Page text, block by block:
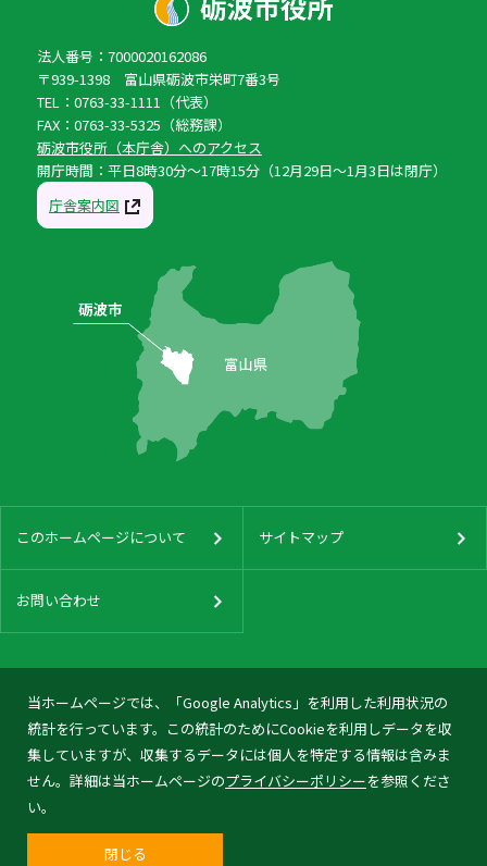
当ホームページでは、「Google Analytics」を利用した利用状況の
統計を行っています。この統計のためにCookieを利用しデータを収
集していますが、収集するデータには個人を特定する情報は含みま
せん。詳細は当ホームページのプライバシーポリシーを参照くださ
い。
閉じる
法人番号：7000020162086
〒939-1398 富山県砺波市栄町7番3号
TEL：0763-33-1111（代表）
FAX：0763-33-5325（総務課）
砺波市役所（本庁舎）へのアクセス
開庁時間：平日8時30分〜17時15分（12月29日〜1月3日は閉庁）
庁舎案内図
このホームページについて サイトマップ
お問い合わせ